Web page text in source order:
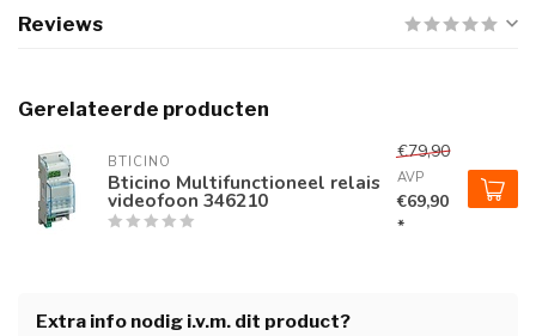
Reviews
Gerelateerde producten
BTICINO
Bticino Multifunctioneel relais
videofoon 346210
€79,90
AVP
€69,90
*
Extra info nodig i.v.m. dit product?